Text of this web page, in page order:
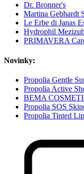
Dr. Bronner's
Martina Gebhardt
Le Erbe di Janas
Hydrophil
PRIMAVERA
Novinky:
Propolia Gentle
Propolia Active
BEMA
Propolia SOS
Propolia Tinted